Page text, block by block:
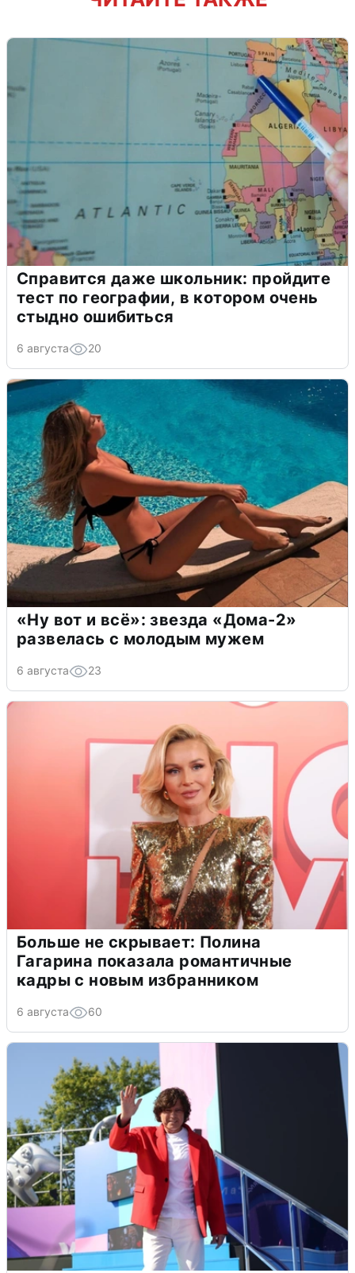
Справится даже школьник: пройдите
тест по географии, в котором очень
стыдно ошибиться
6 августа 20
«Ну вот и всё»: звезда «Дома-2»
развелась с молодым мужем
6 августа 23
Больше не скрывает: Полина
Гагарина показала романтичные
кадры с новым избранником
6 августа 60